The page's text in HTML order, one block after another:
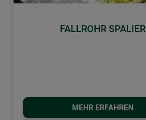
FALLROHR SPALIER
MEHR ERFAHREN